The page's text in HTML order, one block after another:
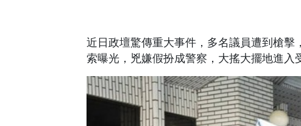
近日政壇驚傳重大事件，多名議員遭到槍
索曝光，兇嫌假扮成警察，大搖大擺地進入